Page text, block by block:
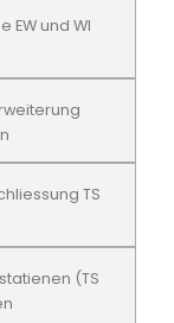
EW und Wl
TS
(TS